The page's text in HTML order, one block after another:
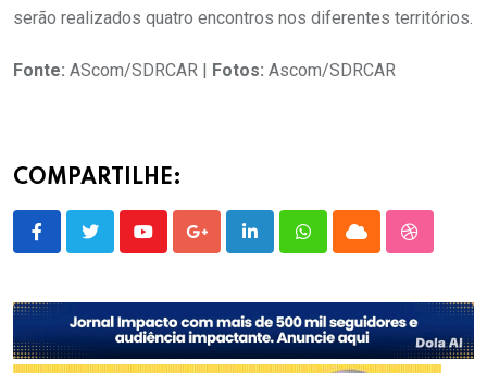
serão realizados quatro encontros nos diferentes territórios.
Fonte: AScom/SDRCAR | Fotos: Ascom/SDRCAR
COMPARTILHE:
YoutubeGoogle+LinkedInWhatsappCloud